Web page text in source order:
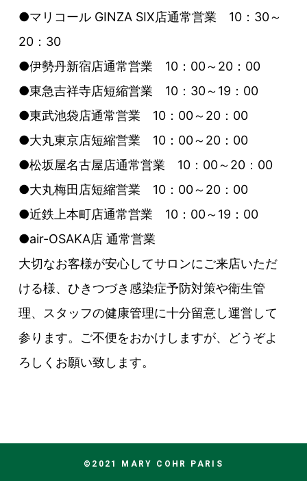
●マリコール GINZA SIX店通常営業 10：30～
20：30
●伊勢丹新宿店通常営業 10：00～20：00
●東急吉祥寺店短縮営業 10：30～19：00
●東武池袋店通常営業 10：00～20：00
●大丸東京店短縮営業 10：00～20：00
●松坂屋名古屋店通常営業 10：00～20：00
●大丸梅田店短縮営業 10：00～20：00
●近鉄上本町店通常営業 10：00～19：00
●air-OSAKA店 通常営業
大切なお客様が安心してサロンにご来店いただ
ける様、ひきつづき感染症予防対策や衛生管
理、スタッフの健康管理に十分留意し運営して
参ります。ご不便をおかけしますが、どうぞよ
ろしくお願い致します。
©2021 MARY COHR PARIS